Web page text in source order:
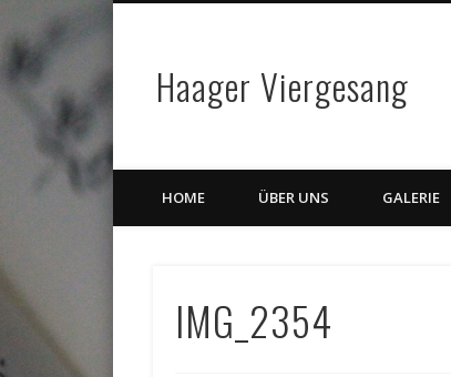
Haager Viergesang
HOME ÜBER UNS GALERIE
IMG_2354